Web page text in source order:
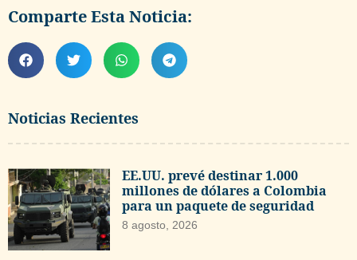
Noticias Recientes
EE.UU. prevé destinar 1.000
millones de dólares a Colombia
para un paquete de seguridad
8 agosto, 2026
Comparte Esta Noticia: